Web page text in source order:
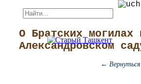
О Братских могилах
Александровском
← Вернуться